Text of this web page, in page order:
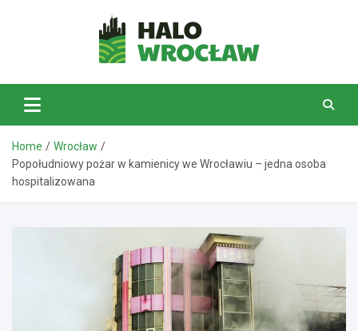
HaloWrocław.pl
Home
Wrocław
Popołudniowy pożar w kamienicy we Wrocławiu – jedna osoba
hospitalizowana